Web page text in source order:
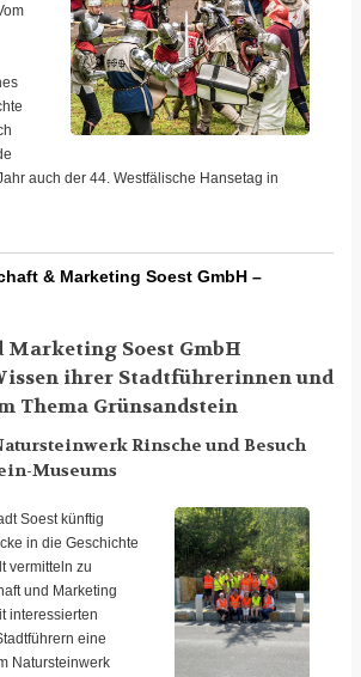
auch der 44. Westfälische Hansetag in
& Marketing Soest GmbH –
Soest GmbH
ihrer Stadtführerinnen und
Thema Grünsandstein
Rinsche und Besuch
Museums
Soest künftig
in die Geschichte
vermitteln zu
und Marketing
interessierten
eine
Natursteinwerk